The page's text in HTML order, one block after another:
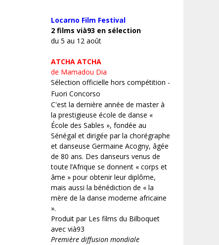
Locarno Film Festival
2 films vià93 en sélection
du 5 au 12 août
ATCHA ATCHA
de Mamadou Dia
Sélection officielle hors compétition -
Fuori Concorso
C'est la dernière année de master à
la prestigieuse école de danse «
École des Sables », fondée au
Sénégal et dirigée par la chorégraphe
et danseuse Germaine Acogny, âgée
de 80 ans. Des danseurs venus de
toute l’Afrique se donnent « corps et
âme » pour obtenir leur diplôme,
mais aussi la bénédiction de « la
mère de la danse moderne africaine
».
Produit par Les films du Bilboquet
avec vià93
Première diffusion mondiale